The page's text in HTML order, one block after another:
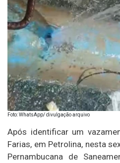
Foto: WhatsApp/ divulgação arquivo
Após identificar um
Farias, em Petrolina, nesta
Pernambucana de